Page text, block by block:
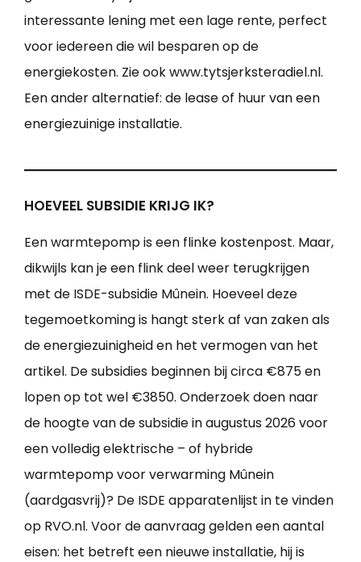
interessante lening met een lage rente, perfect
voor iedereen die wil besparen op de
energiekosten. Zie ook www.tytsjerksteradiel.nl.
Een ander alternatief: de lease of huur van een
energiezuinige installatie.
HOEVEEL SUBSIDIE KRIJG IK?
Een warmtepomp is een flinke kostenpost. Maar,
dikwijls kan je een flink deel weer terugkrijgen
met de ISDE-subsidie Mûnein. Hoeveel deze
tegemoetkoming is hangt sterk af van zaken als
de energiezuinigheid en het vermogen van het
artikel. De subsidies beginnen bij circa €875 en
lopen op tot wel €3850. Onderzoek doen naar
de hoogte van de subsidie in augustus 2026 voor
een volledig elektrische – of hybride
warmtepomp voor verwarming Mûnein
(aardgasvrij)? De ISDE apparatenlijst in te vinden
op RVO.nl. Voor de aanvraag gelden een aantal
eisen: het betreft een nieuwe installatie, hij is